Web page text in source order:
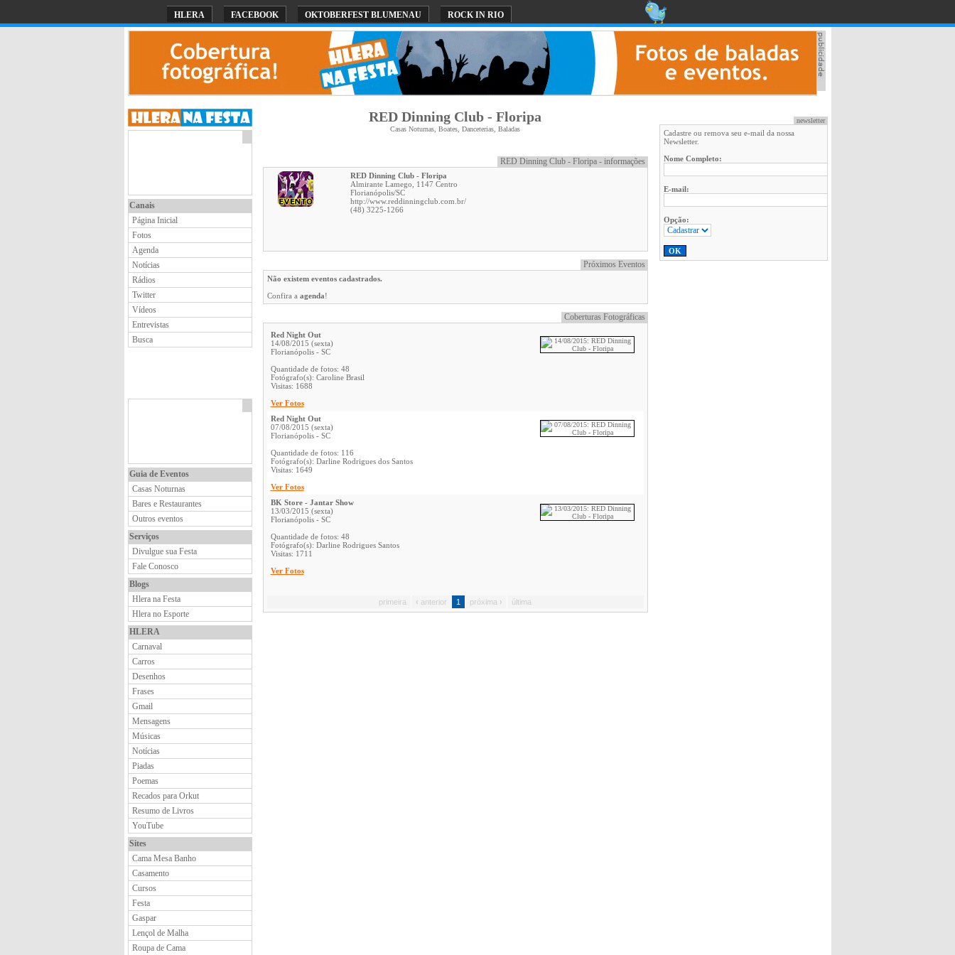
HLERA FACEBOOK OKTOBERFEST BLUMENAU ROCK IN RIO
Canais
Página Inicial
Fotos
Agenda
Notícias
Rádios
Twitter
Vídeos
Entrevistas
Busca
Guia de Eventos
Casas Noturnas
Bares e Restaurantes
Outros eventos
Serviços
Divulgue sua Festa
Fale Conosco
Blogs
Hlera na Festa
Hlera no Esporte
HLERA
Carnaval
Carros
Desenhos
Frases
Gmail
Mensagens
Músicas
Notícias
Piadas
Poemas
Recados para Orkut
Resumo de Livros
YouTube
Sites
Cama Mesa Banho
Casamento
Cursos
Festa
Gaspar
Lençol de Malha
Roupa de Cama
RED Dinning Club - Floripa
Casas Noturnas, Boates, Danceterias, Baladas
RED Dinning Club - Floripa - informações
RED Dinning Club - Floripa
Almirante Lamego, 1147 Centro
Florianópolis/SC
http://www.reddinningclub.com.br/
(48) 3225-1266
Próximos Eventos
Não existem eventos cadastrados.
Confira a agenda!
Coberturas Fotográficas
Red Night Out
14/08/2015 (sexta)
Florianópolis - SC
Quantidade de fotos: 48
Fotógrafo(s): Caroline Brasil
Visitas: 1688
Ver Fotos
Red Night Out
07/08/2015 (sexta)
Florianópolis - SC
Quantidade de fotos: 116
Fotógrafo(s): Darline Rodrigues dos Santos
Visitas: 1649
Ver Fotos
BK Store - Jantar Show
13/03/2015 (sexta)
Florianópolis - SC
Quantidade de fotos: 48
Fotógrafo(s): Darline Rodrigues Santos
Visitas: 1711
Ver Fotos
primeira ‹ anterior 1 próxima › última
newsletter
Cadastre ou remova seu e-mail da nossa
Newsletter.
Nome Completo:
E-mail:
Opção: